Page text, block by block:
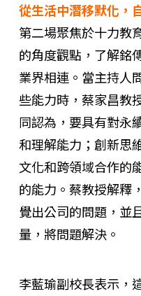
從生活中潛移默化，
第二場聚焦於十力教
的角度觀點，了解銘
業界相連。當主持人
些能力時，蔡家昌教
同認為，要具有對永
和理解能力；創新思
文化和跨領域合作的
的能力。蔡教授解釋
覺出公司的問題，並
量，將問題解決。
李藍瑜副校長表示，